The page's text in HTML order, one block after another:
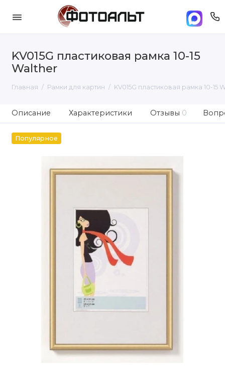
KV015G пластиковая рамка 10-15
Walther
Главная Рамки для картин KV015G пластиковая рамка 10-15
Описание Характеристики Отзывы 0
Популярное